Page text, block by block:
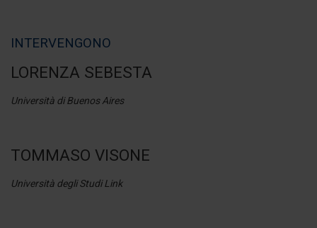
INTERVENGONO
LORENZA SEBESTA
Università di Buenos Aires
TOMMASO VISONE
Università degli Studi Link